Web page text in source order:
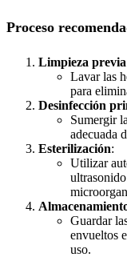
Proceso
Limpieza previa
Lavar las
para
Desinfección
Sumergir
adecuada
Esterilización:
Utilizar
Guardar
envueltos
uso.